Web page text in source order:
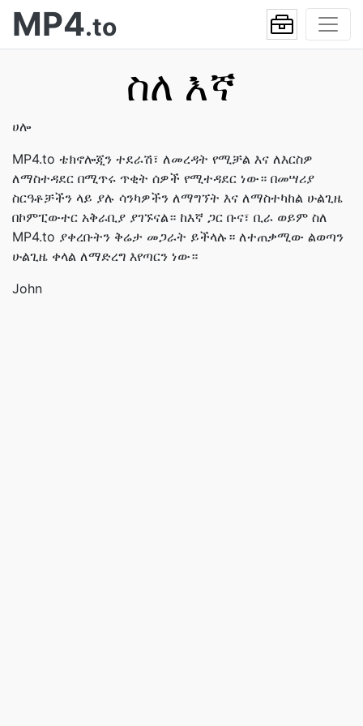
MP4.to
ስለ እኛ
ሀሎ
MP4.to ቴክኖሎጂን ተደራሽ፣ ለመረዳት የሚቻል እና ለእርስዎ
ለማስተዳደር በሚጥሩ ጥቂት ሰዎች የሚተዳደር ነው። በመሣሪያ
ስርዓቶቻችን ላይ ያሉ ሳንካዎችን ለማግኘት እና ለማስተካከል ሁልጊዜ
በኮምፒውተር አቅራቢያ ያገኙናል። ከእኛ ጋር ቡና፣ ቢራ ወይም ስለ
MP4.to ያቀረቡትን ቅሬታ መጋራት ይችላሉ። ለተጠቃሚው ልወጣን
ሁልጊዜ ቀላል ለማድረግ እየጣርን ነው።
John